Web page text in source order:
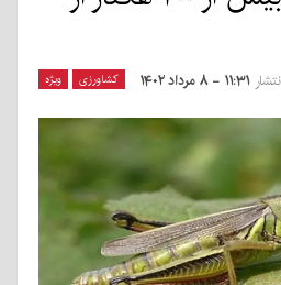
کشاورزی ویژه ۱۱:۳۱ - ۸ مرداد ۱۴۰۲